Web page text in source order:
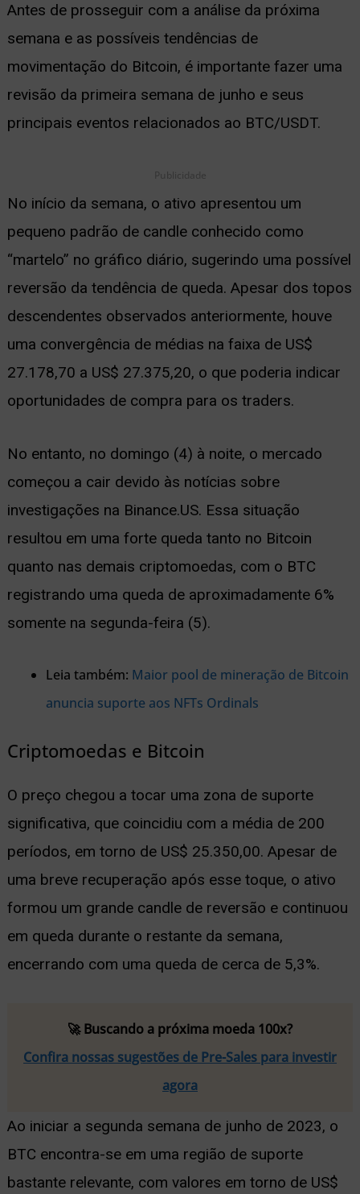
Antes de prosseguir com a análise da próxima
semana e as possíveis tendências de
movimentação do Bitcoin, é importante fazer uma
revisão da primeira semana de junho e seus
principais eventos relacionados ao BTC/USDT.
Publicidade
No início da semana, o ativo apresentou um
pequeno padrão de candle conhecido como
“martelo” no gráfico diário, sugerindo uma possível
reversão da tendência de queda. Apesar dos topos
descendentes observados anteriormente, houve
uma convergência de médias na faixa de US$
27.178,70 a US$ 27.375,20, o que poderia indicar
oportunidades de compra para os traders.
No entanto, no domingo (4) à noite, o mercado
começou a cair devido às notícias sobre
investigações na Binance.US. Essa situação
resultou em uma forte queda tanto no Bitcoin
quanto nas demais criptomoedas, com o BTC
registrando uma queda de aproximadamente 6%
somente na segunda-feira (5).
Leia também: Maior pool de mineração de Bitcoin
anuncia suporte aos NFTs Ordinals
Criptomoedas e Bitcoin
O preço chegou a tocar uma zona de suporte
significativa, que coincidiu com a média de 200
períodos, em torno de US$ 25.350,00. Apesar de
uma breve recuperação após esse toque, o ativo
formou um grande candle de reversão e continuou
em queda durante o restante da semana,
encerrando com uma queda de cerca de 5,3%.
🚀 Buscando a próxima moeda 100x?
Confira nossas sugestões de Pre-Sales para investir
agora
Ao iniciar a segunda semana de junho de 2023, o
BTC encontra-se em uma região de suporte
bastante relevante, com valores em torno de US$